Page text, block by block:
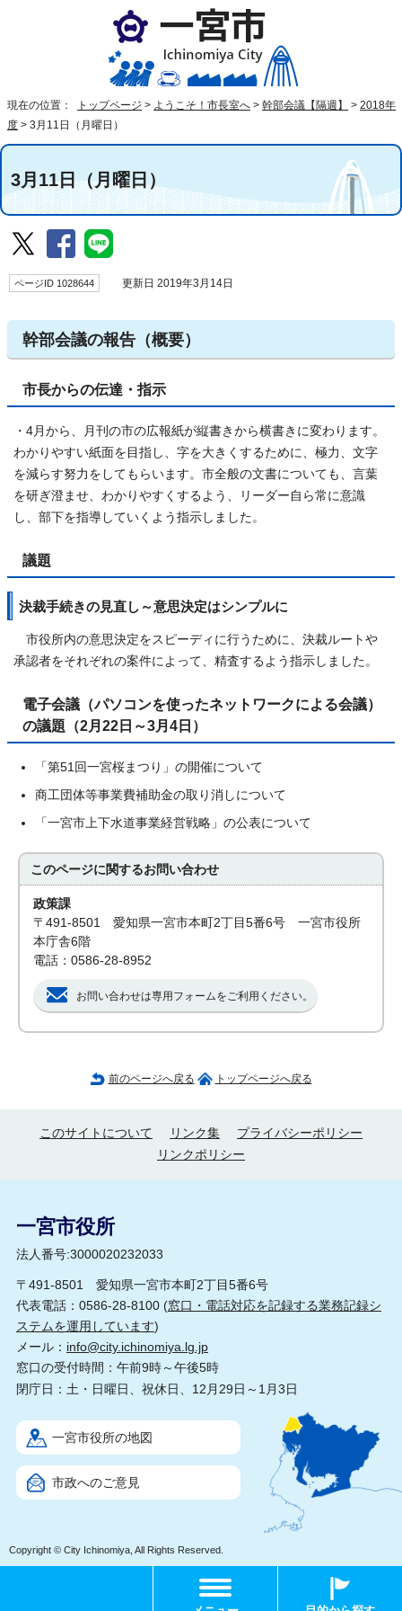
現在の位置： トップページ > ようこそ！市長室へ > 幹部会議【隔週】 > 2018年
度 > 3月11日（月曜日）
3月11日（月曜日）
ページID 1028644 更新日 2019年3月14日
幹部会議の報告（概要）
市長からの伝達・指示
・4月から、月刊の市の広報紙が縦書きから横書きに変わります。
わかりやすい紙面を目指し、字を大きくするために、極力、文字
を減らす努力をしてもらいます。市全般の文書についても、言葉
を研ぎ澄ませ、わかりやすくするよう、リーダー自ら常に意識
し、部下を指導していくよう指示しました。
議題
決裁手続きの見直し～意思決定はシンプルに
市役所内の意思決定をスピーディに行うために、決裁ルートや
承認者をそれぞれの案件によって、精査するよう指示しました。
電子会議（パソコンを使ったネットワークによる会議）
の議題（2月22日～3月4日）
「第51回一宮桜まつり」の開催について
商工団体等事業費補助金の取り消しについて
「一宮市上下水道事業経営戦略」の公表について
このページに関するお問い合わせ
政策課
〒491-8501 愛知県一宮市本町2丁目5番6号 一宮市役所
本庁舎6階
電話：0586-28-8952
お問い合わせは専用フォームをご利用ください。
前のページへ戻る トップページへ戻る
このサイトについて リンク集
プライバシーポリシー
リンクポリシー
一宮市役所
法人番号:3000020232033
〒491-8501 愛知県一宮市本町2丁目5番6号
代表電話：0586-28-8100 (窓口・電話対応を記録する業務記録シ
ステムを運用しています)
メール： info@city.ichinomiya.lg.jp
窓口の受付時間：午前9時～午後5時
閉庁日：土・日曜日、祝休日、12月29日～1月3日
一宮市役所の地図
市政へのご意見
Copyright © City Ichinomiya, All Rights Reserved.